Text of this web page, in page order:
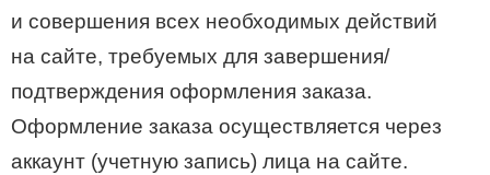
и совершения всех необходимых действий
на сайте, требуемых для завершения/
подтверждения оформления заказа.
Оформление заказа осуществляется через
аккаунт (учетную запись) лица на сайте.